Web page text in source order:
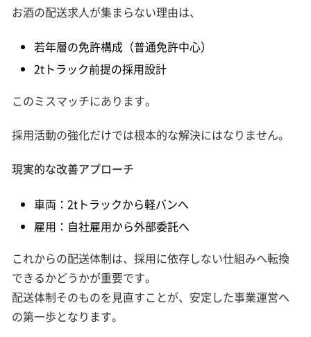
お酒の配送求人が集まらない理由は、
若年層の免許構成（普通免許中心）
2tトラック前提の採用設計
このミスマッチにあります。
採用活動の強化だけでは根本的な解決にはなりません。
現実的な改善アプローチ
車両：2tトラックから軽バンへ
雇用：自社雇用から外部委託へ
これからの配送体制は、採用に依存しない仕組みへ転換
できるかどうかが重要です。
配送体制そのものを見直すことが、安定した事業運営へ
の第一歩となります。